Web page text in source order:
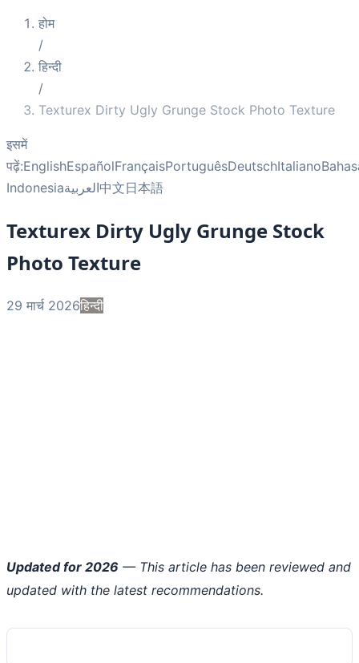
होम
/
हिन्दी
/
Texturex Dirty Ugly Grunge Stock Photo Texture
इसमें
पढ़ें:EnglishEspañolFrançaisPortuguêsDeutschItaliano
Indonesiaالعربية中文日本語
Texturex Dirty Ugly Grunge Stock
Photo Texture
29 मार्च 2026हिन्दी
Updated for 2026 — This article has been reviewed and
updated with the latest recommendations.